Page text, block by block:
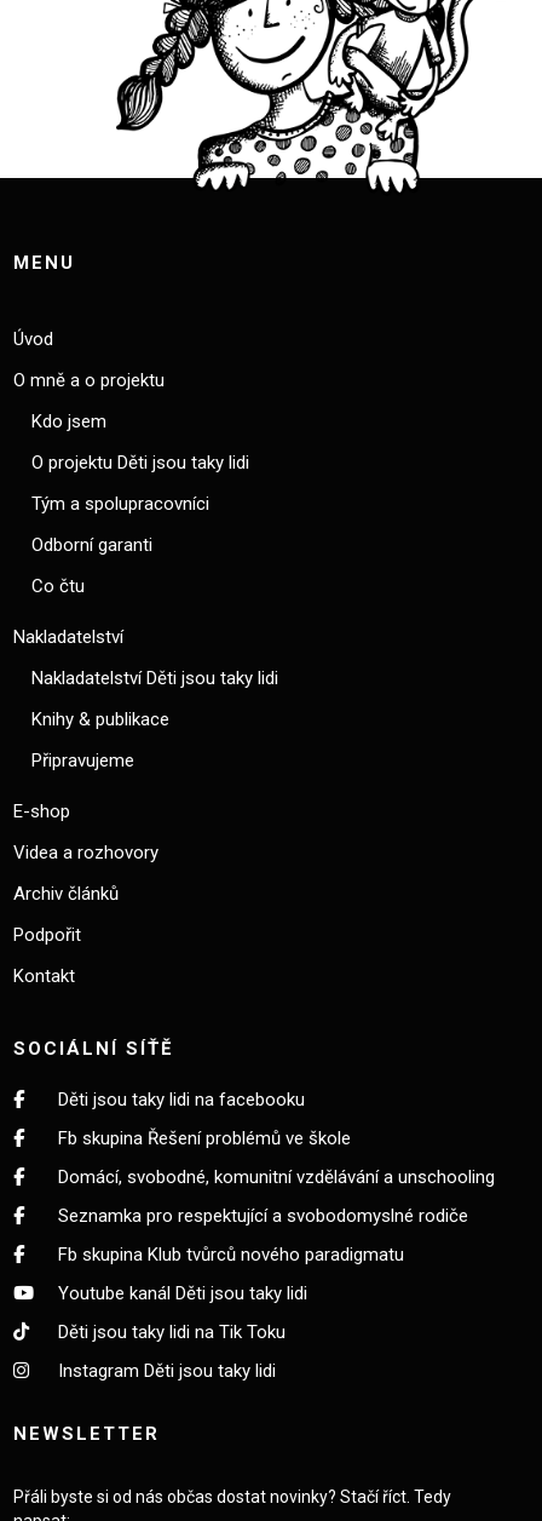
MENU
Úvod
O mně a o projektu
Kdo jsem
O projektu Děti jsou taky lidi
Tým a spolupracovníci
Odborní garanti
Co čtu
Nakladatelství
Nakladatelství Děti jsou taky lidi
Knihy & publikace
Připravujeme
E-shop
Videa a rozhovory
Archiv článků
Podpořit
Kontakt
SOCIÁLNÍ SÍŤĚ
Děti jsou taky lidi na facebooku
Fb skupina Řešení problémů ve škole
Domácí, svobodné, komunitní vzdělávání a unschooling
Seznamka pro respektující a svobodomyslné rodiče
Fb skupina Klub tvůrců nového paradigmatu
Youtube kanál Děti jsou taky lidi
Děti jsou taky lidi na Tik Toku
Instagram Děti jsou taky lidi
NEWSLETTER
Přáli byste si od nás občas dostat novinky? Stačí říct. Tedy